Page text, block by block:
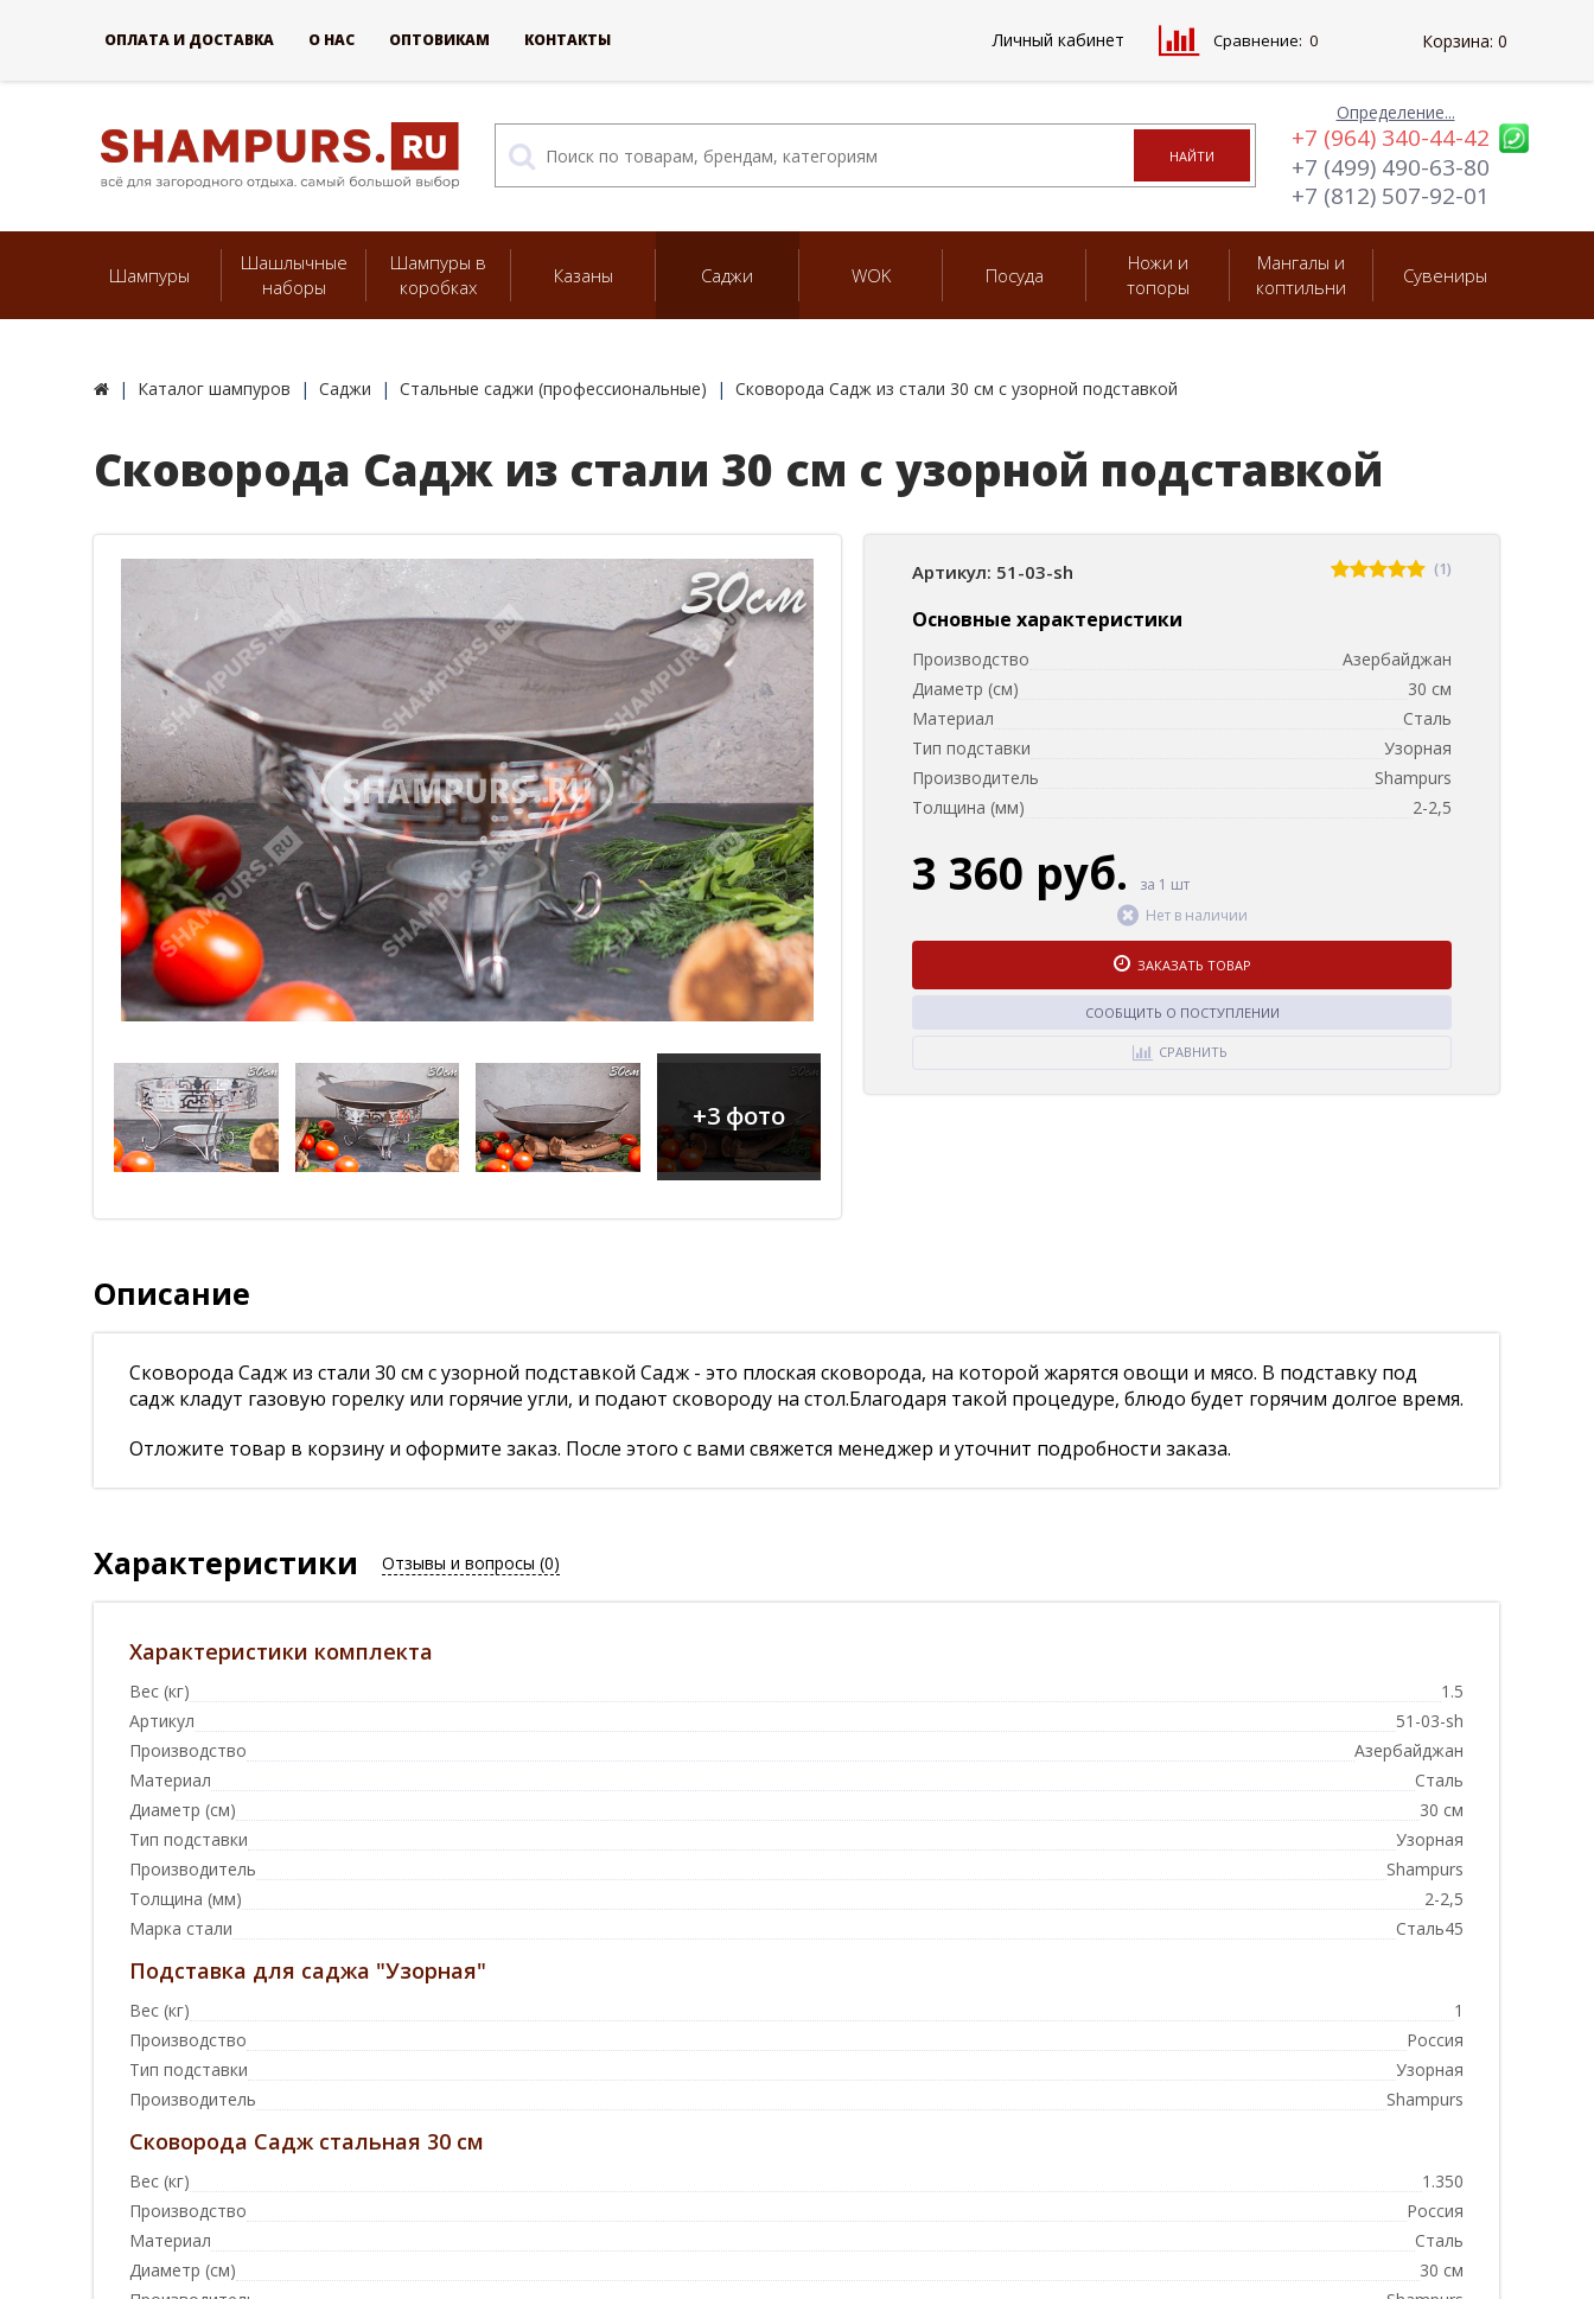
Определение...
+7 (964) 340-44-42
+7 (499) 490-63-80
+7 (812) 507-92-01
Шампуры
Шашлычные
наборы
Шампуры в
коробках
Казаны Саджи WOK Посуда
Ножи и
топоры
Мангалы и
коптильни
Сувениры
Каталог шампуров Саджи Стальные саджи (профессиональные) Сковорода Садж из стали 30 см с узорной подставкой
Сковорода Садж из стали 30 см с узорной подставкой
+3 фото
Артикул: 51-03-sh (1)
Основные характеристики
Производство
Азербайджан
Диаметр (см)
30 см
Материал
Сталь
Тип подставки
Узорная
Производитель
Shampurs
Толщина (мм)
2-2,5
3 360 руб.
за 1 шт
Нет в наличии
ЗАКАЗАТЬ ТОВАР
СООБЩИТЬ О ПОСТУПЛЕНИИ
СРАВНИТЬ
Описание
Сковорода Садж из стали 30 см с узорной подставкой Садж - это плоская сковорода, на которой жарятся овощи и мясо. В подставку под
садж кладут газовую горелку или горячие угли, и подают сковороду на стол.Благодаря такой процедуре, блюдо будет горячим долгое время.
Отложите товар в корзину и оформите заказ. После этого с вами свяжется менеджер и уточнит подробности заказа.
Характеристики Отзывы и вопросы (0)
Характеристики комплекта
Вес (кг)
1.5
Артикул
51-03-sh
Производство
Азербайджан
Материал
Сталь
Диаметр (см)
30 см
Тип подставки
Узорная
Производитель
Shampurs
Толщина (мм)
2-2,5
Марка стали
Сталь45
Подставка для саджа "Узорная"
Вес (кг)
1
Производство
Россия
Тип подставки
Узорная
Производитель
Shampurs
Сковорода Садж стальная 30 см
Вес (кг)
1.350
Производство
Россия
Материал
Сталь
Диаметр (см)
30 см
ОПЛАТА И ДОСТАВКА О НАС ОПТОВИКАМ КОНТАКТЫ Личный кабинет Сравнение: 0 Корзина: 0